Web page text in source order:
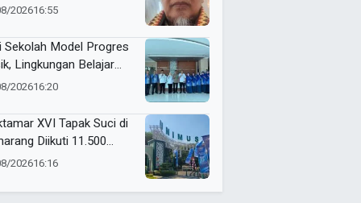
202616:55
Sekolah Model Progres
Lingkungan Belajar
Jadi Prioritas
202616:20
XVI Tapak Suci di
Diikuti 11.500
Ini Rangkaian
202616:16